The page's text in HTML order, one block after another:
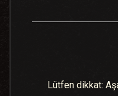
Lütfen dikkat: